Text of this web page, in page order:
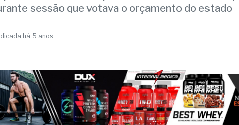
do Cidadania passou a mão no seio de
há 5 anos